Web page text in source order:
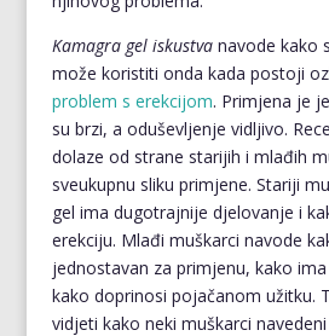
Kamagra gel iskustvanavode kako
može koristiti onda kada postoji
problem s erekcijom. Primjena je
su brzi, a oduševljenje vidljivo.
dolaze od strane starijih i mlađih
sveukupnu sliku primjene. Stariji
gel ima dugotrajnije djelovanje i
erekciju. Mlađi muškarci navode
jednostavan za primjenu, kako
kako doprinosi pojačanom užitku.
vidjeti kako neki muškarci